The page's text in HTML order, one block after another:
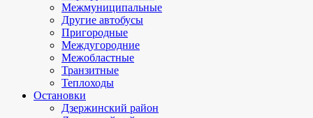
Межмуниципальные
Другие автобусы
Пригородные
Междугородние
Межобластные
Транзитные
Теплоходы
Остановки
Дзержинский район